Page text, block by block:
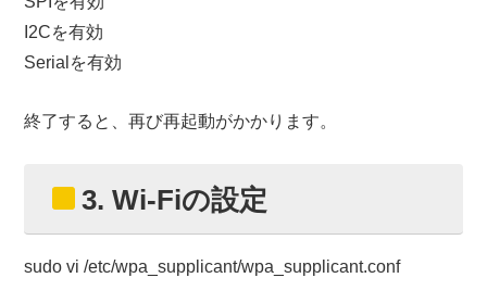
I2Cを有効
Serialを有効
終了すると、再び再起動がかかります。
3. Wi-Fiの設定
sudo vi /etc/wpa_supplicant/wpa_supplicant.conf